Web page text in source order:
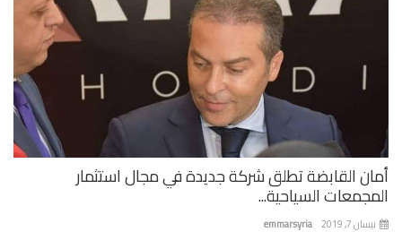
القابضة تطلق شركة جديدة في مجال استثمار
السياحية...
emmarsyria 7, 2019